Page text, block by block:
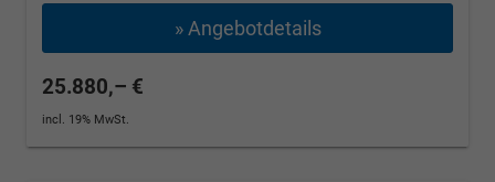
» Angebotdetails
25.880,– €
incl. 19% MwSt.